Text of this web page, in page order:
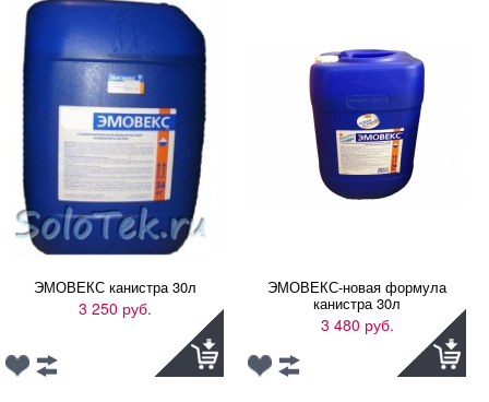
ЭМОВЕКС канистра 30л
3 250 руб.
ЭМОВЕКС-новая формула
канистра 30л
3 480 руб.